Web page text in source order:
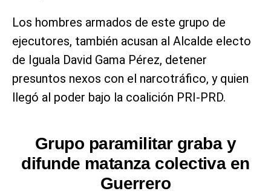
Los hombres armados de este grupo de
ejecutores, también acusan al Alcalde electo
de Iguala David Gama Pérez, detener
presuntos nexos con el narcotráfico, y quien
llegó al poder bajo la coalición PRI-PRD.
Grupo paramilitar graba y
difunde matanza colectiva en
Guerrero